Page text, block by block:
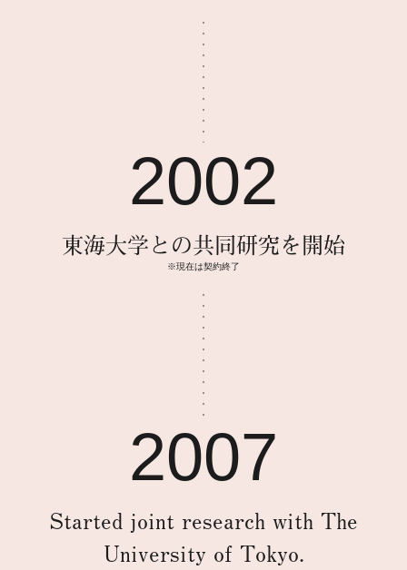
2002
東海大学との共同研究を開始
※現在は契約終了
2007
Started joint research with The
University of Tokyo.